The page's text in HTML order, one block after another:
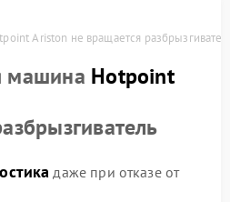
Ariston не вращается
машина Hotpoint
даже при отказе от